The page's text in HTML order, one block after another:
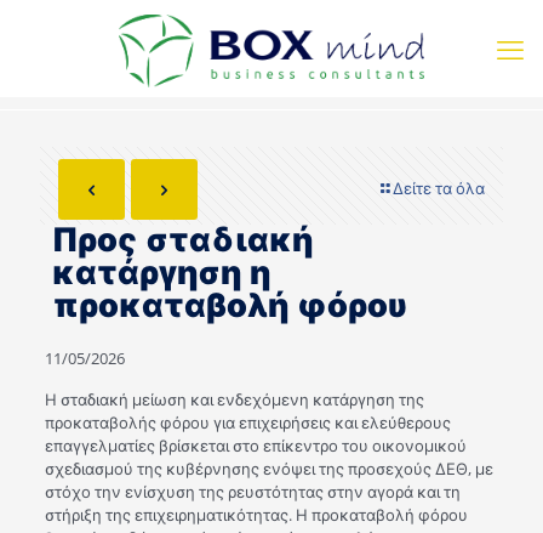
Δείτε τα όλα
Προς σταδιακή
κατάργηση η
προκαταβολή φόρου
11/05/2026
Η σταδιακή μείωση και ενδεχόμενη κατάργηση της
προκαταβολής φόρου για επιχειρήσεις και ελεύθερους
επαγγελματίες βρίσκεται στο επίκεντρο του οικονομικού
σχεδιασμού της κυβέρνησης ενόψει της προσεχούς ΔΕΘ, με
στόχο την ενίσχυση της ρευστότητας στην αγορά και τη
στήριξη της επιχειρηματικότητας. Η προκαταβολή φόρου